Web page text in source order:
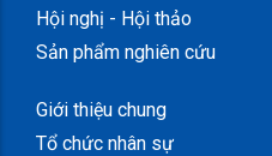
Hội nghị - Hội thảo
Sản phẩm nghiên cứu
Giới thiệu chung
Tổ chức nhân sự